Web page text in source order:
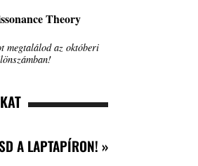
Theory
megtalálod az októberi
A LAPTAPÍRON! »